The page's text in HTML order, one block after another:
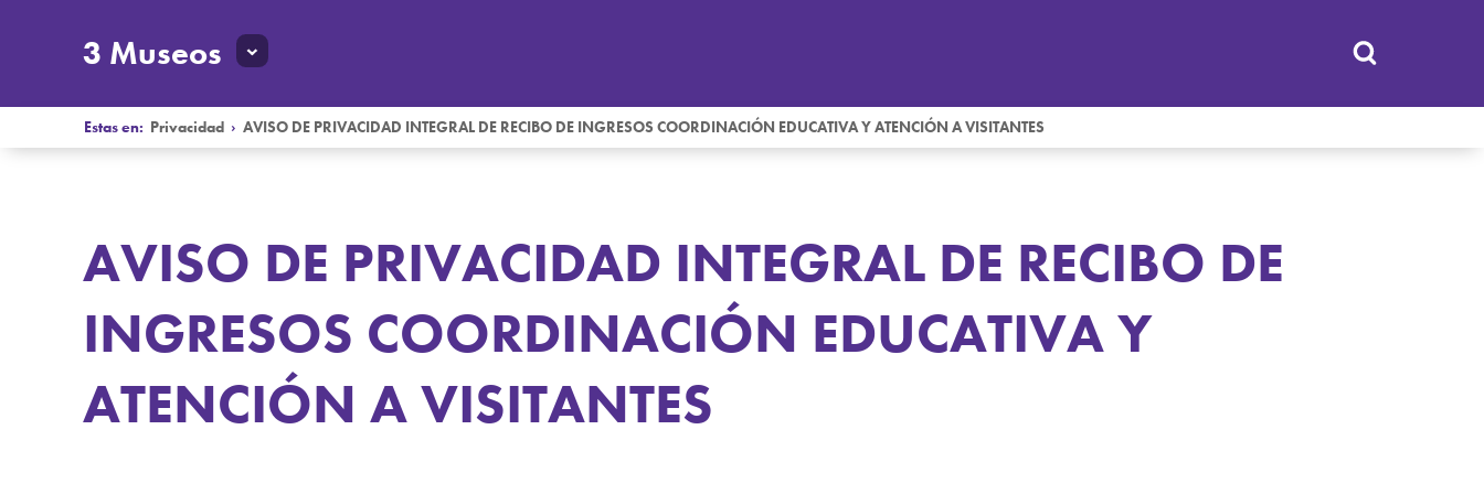
3 Museos
Estas en: Privacidad ›AVISO DE PRIVACIDAD INTEGRAL DE RECIBO DE INGRESOS COORDINACIÓN EDUCATIVA Y ATENCIÓN A VISITANTES
AVISO DE PRIVACIDAD INTEGRAL DE RECIBO DE
INGRESOS COORDINACIÓN EDUCATIVA Y
ATENCIÓN A VISITANTES